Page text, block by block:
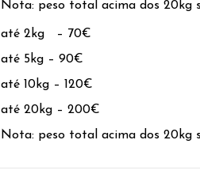
Nota: peso total acima dos 20kg
até 2kg – 70€
até 5kg – 90€
até 10kg – 120€
até 20kg – 200€
Nota: peso total acima dos 20kg